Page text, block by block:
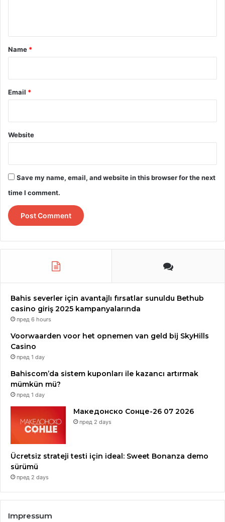
*
Name *
Email *
Website
Save my name, email, and website in this browser for the next
time I comment.
Bahis severler için avantajlı fırsatlar sunuldu Bethub
casino giriş 2025 kampanyalarında
пред 6 hours
Voorwaarden voor het opnemen van geld bij SkyHills
Casino
пред 1 day
Bahiscom’da sistem kuponları ile kazancı artırmak
mümkün mü?
пред 1 day
Македонско Сонце-26 07 2026
пред 2 days
Ücretsiz strateji testi için ideal: Sweet Bonanza demo
sürümü
пред 2 days
Impressum